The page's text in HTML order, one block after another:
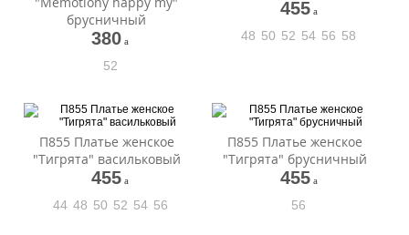
брусничный
380 a
52
455 a
48 50 52 54 56 58
П855 Платье женское
"Тигрята" васильковый
455 a
44 48 50 52 54 56
П855 Платье женское
"Тигрята" брусничный
455 a
56